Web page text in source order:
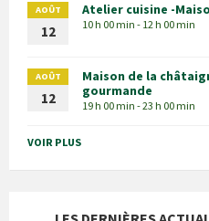
AOÛT
12
Atelier cuisine -
10 h 00 min - 12 h 00 min
AOÛT
12
Maison de la
gourmande
19 h 00 min - 23 h 00 min
VOIR PLUS